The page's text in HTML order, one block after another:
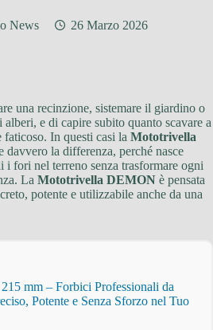
News 26 Marzo 2026
una recinzione, sistemare il giardino o
e di capire subito quanto scavare a
faticoso. In questi casi la Mototrivella
davvero la differenza, perché nasce
i fori nel terreno senza trasformare ogni
La Mototrivella DEMON è pensata
potente e utilizzabile anche da una
mm – Forbici Professionali da
Potente e Senza Sforzo nel Tuo